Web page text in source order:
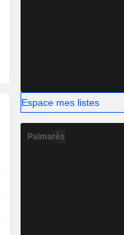
Espace mes listes
Palmarès